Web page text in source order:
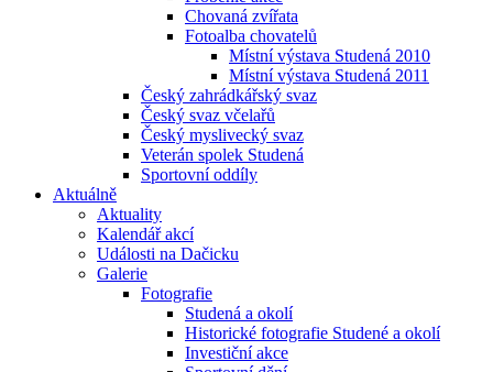
Chovaná zvířata
Fotoalba chovatelů
Místní výstava Studená 2010
Místní výstava Studená 2011
Český zahrádkářský svaz
Český svaz včelařů
Český myslivecký svaz
Veterán spolek Studená
Sportovní oddíly
Aktuálně
Aktuality
Kalendář akcí
Události na Dačicku
Galerie
Fotografie
Studená a okolí
Historické fotografie Studené a okolí
Investiční akce